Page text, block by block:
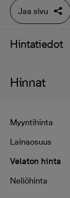
Jaa sivu
Hintatiedot
Hinnat
Myyntihinta
Lainaosuus
Velaton hinta
Neliöhinta